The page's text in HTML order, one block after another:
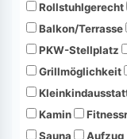
Rollstuhlgerecht
Balkon/Terrasse
PKW-Stellplatz
Grillmöglichkeit
Kamin
Sauna
Aufzug